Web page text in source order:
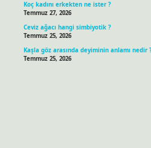
Koç kadını erkekten ne ister ?
Temmuz 27, 2026
Ceviz ağacı hangi simbiyotik ?
Temmuz 25, 2026
Kaşla göz arasında deyiminin anlamı nedir
Temmuz 25, 2026